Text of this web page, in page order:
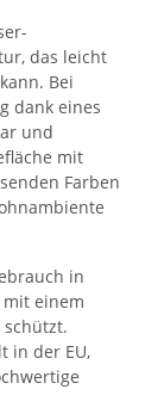
das leicht
Bei
dank eines
und
mit
Farben
in
einem
schützt.
in der EU,